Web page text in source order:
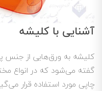
آشنایی با کلیشه
کلیشه به ورق‌هایی از جنس
گفته می‌شود که در انواع
چاپی مورد استفاده قرار